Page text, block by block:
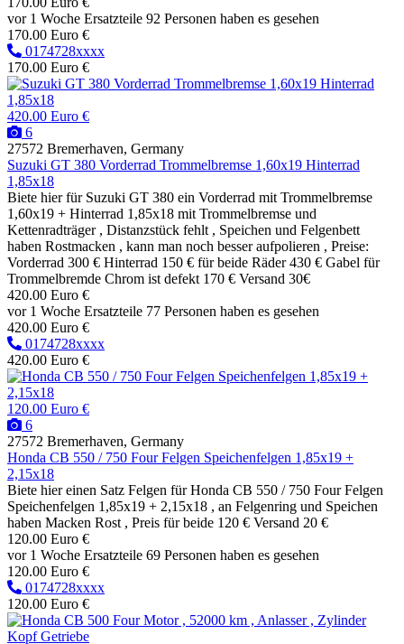
vor 1 Woche Ersatzteile 92 Personen haben es gesehen
170.00 Euro €
0174728xxxx
170.00 Euro €
420.00 Euro €
6
27572 Bremerhaven, Germany
Suzuki GT 380 Vorderrad Trommelbremse 1,60x19 Hinterrad
1,85x18
Biete hier für Suzuki GT 380 ein Vorderrad mit Trommelbremse
1,60x19 + Hinterrad 1,85x18 mit Trommelbremse und
Kettenradträger , Distanzstück fehlt , Speichen und Felgenbett
haben Rostmacken , kann man noch besser aufpolieren , Preise:
Vorderrad 300 € Hinterrad 150 € für beide Räder 430 € Gabel für
Trommelbremde Chrom ist defekt 170 € Versand 30€
420.00 Euro €
vor 1 Woche Ersatzteile 77 Personen haben es gesehen
420.00 Euro €
0174728xxxx
420.00 Euro €
120.00 Euro €
6
27572 Bremerhaven, Germany
Honda CB 550 / 750 Four Felgen Speichenfelgen 1,85x19 +
2,15x18
Biete hier einen Satz Felgen für Honda CB 550 / 750 Four Felgen
Speichenfelgen 1,85x19 + 2,15x18 , an Felgenring und Speichen
haben Macken Rost , Preis für beide 120 € Versand 20 €
120.00 Euro €
vor 1 Woche Ersatzteile 69 Personen haben es gesehen
120.00 Euro €
0174728xxxx
120.00 Euro €